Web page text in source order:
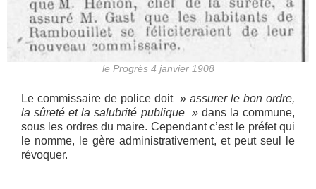
le Progrès 4 janvier 1908
Le commissaire de police doit » assurer le bon ordre,
la sûreté et la salubrité publique » dans la commune,
sous les ordres du maire. Cependant c’est le préfet qui
le nomme, le gère administrativement, et peut seul le
révoquer.